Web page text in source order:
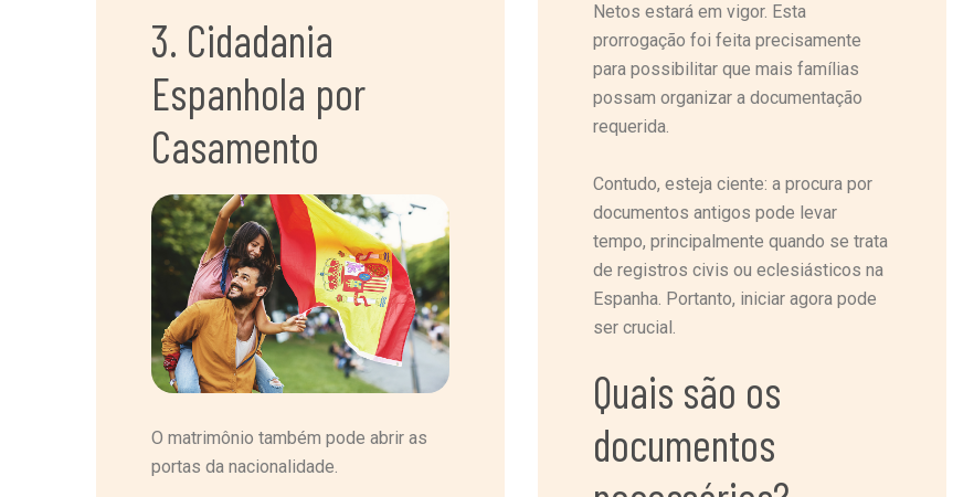
3. Cidadania
Espanhola por
Casamento
O matrimônio também pode abrir as
portas da nacionalidade.
Netos estará em vigor. Esta
prorrogação foi feita precisamente
para possibilitar que mais famílias
possam organizar a documentação
requerida.
Contudo, esteja ciente: a procura por
documentos antigos pode levar
tempo, principalmente quando se trata
de registros civis ou eclesiásticos na
Espanha. Portanto, iniciar agora pode
ser crucial.
Quais são os
documentos